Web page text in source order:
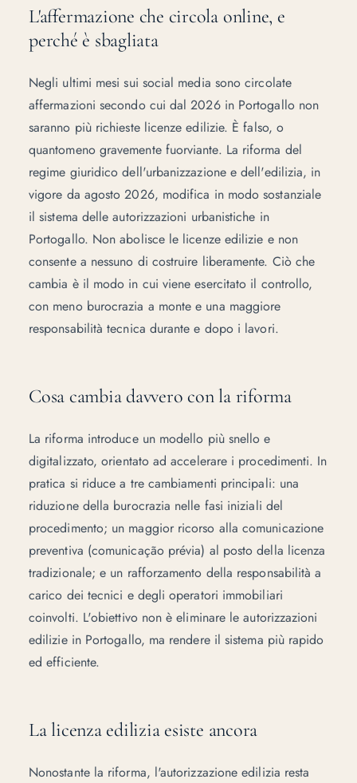
L'affermazione che circola online, e
perché è sbagliata
Negli ultimi mesi sui social media sono circolate
affermazioni secondo cui dal 2026 in Portogallo non
saranno più richieste licenze edilizie. È falso, o
quantomeno gravemente fuorviante. La riforma del
regime giuridico dell'urbanizzazione e dell'edilizia, in
vigore da agosto 2026, modifica in modo sostanziale
il sistema delle autorizzazioni urbanistiche in
Portogallo. Non abolisce le licenze edilizie e non
consente a nessuno di costruire liberamente. Ciò che
cambia è il modo in cui viene esercitato il controllo,
con meno burocrazia a monte e una maggiore
responsabilità tecnica durante e dopo i lavori.
Cosa cambia davvero con la riforma
La riforma introduce un modello più snello e
digitalizzato, orientato ad accelerare i procedimenti. In
pratica si riduce a tre cambiamenti principali: una
riduzione della burocrazia nelle fasi iniziali del
procedimento; un maggior ricorso alla comunicazione
preventiva (comunicação prévia) al posto della licenza
tradizionale; e un rafforzamento della responsabilità a
carico dei tecnici e degli operatori immobiliari
coinvolti. L'obiettivo non è eliminare le autorizzazioni
edilizie in Portogallo, ma rendere il sistema più rapido
ed efficiente.
La licenza edilizia esiste ancora
Nonostante la riforma, l'autorizzazione edilizia resta